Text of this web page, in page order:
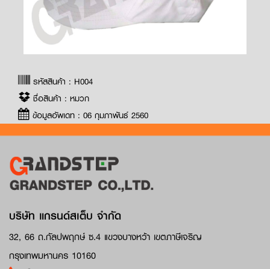
รหัสสินค้า : H004
ชื่อสินค้า : หมวก
ข้อมูลอัพเดท : 06 กุมภาพันธ์ 2560
บริษัท แกรนด์สเต็บ จำกัด
32, 66 ถ.กัลปพฤกษ์ ซ.4 แขวงบางหว้า เขตภาษีเจริญ
กรุงเทพมหานคร 10160